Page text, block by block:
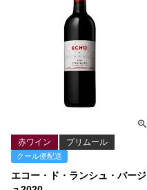
エコー・ド・ランシュ・バージ
赤ワイン プリムール
クール便配送